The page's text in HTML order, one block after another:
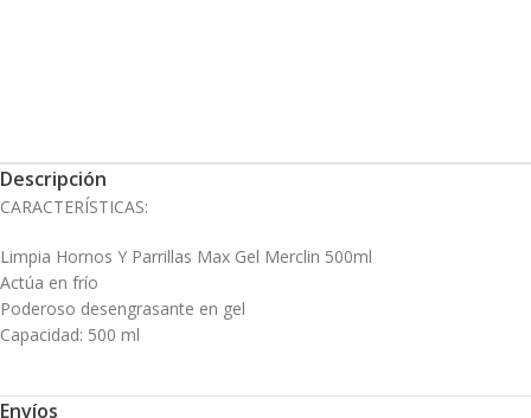
Descripción
CARACTERÍSTICAS:
Limpia Hornos Y Parrillas Max Gel Merclin 500ml
Actúa en frío
Poderoso desengrasante en gel
Capacidad: 500 ml
Envíos